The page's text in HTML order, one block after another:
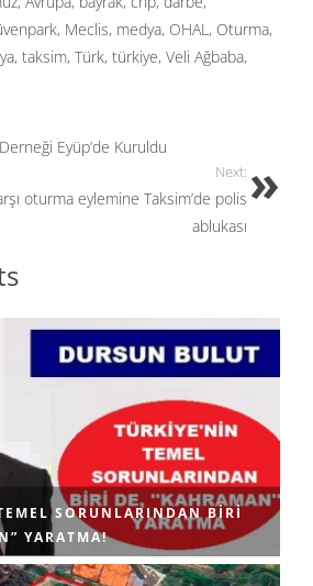
e , Meclis, medya, OHAL , Oturma,
, taksim, Türk, türkiye, Veli Ağbaba,
Eyüp’de Kuruldu
Next:
oturma eylemine Taksim’de polis
ablukası
SORUNLARINDAN BIRI
YARATMA!